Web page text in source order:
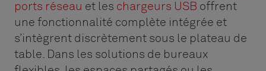
ports réseau et les chargeurs USB offrent
une fonctionnalité complète intégrée et
s’intègrent discrètement sous le plateau de
table. Dans les solutions de bureaux